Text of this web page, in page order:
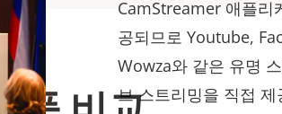
CamStreamer 애플리
공되므로 Youtube,
Wowza와 같은 유명
브 스트리밍을 직접